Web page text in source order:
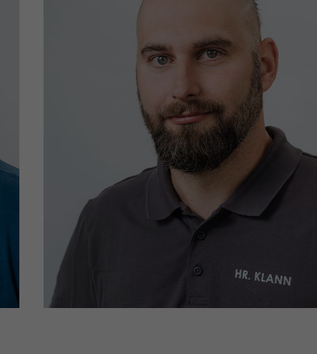
Einsatzgebiete: Lichtenhagen,
Dierkow & Toitenwinkel
klann@wgmarienehe.de